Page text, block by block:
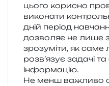
цього кори­сно
вико­на­ти
дній пері­од
дозво­ляє не лише
зро­зу­мі­ти, як
розв’язує зада­чі
інформацію.
Не менш важли­во